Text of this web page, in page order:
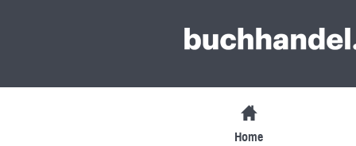
Home